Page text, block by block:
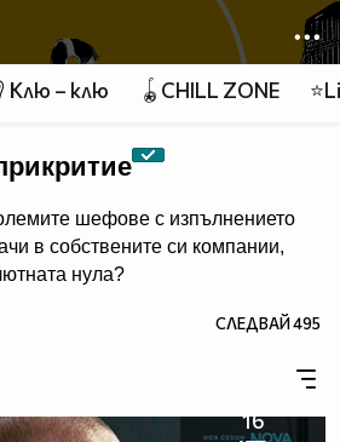
Клю – клю 🪀CHILL ZONE
шефове с изпълнението
в собствените си компании,
нула?
СЛЕДВАЙ495
16